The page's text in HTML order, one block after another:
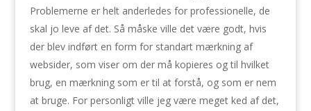
Problemerne er helt anderledes for professionelle, de
skal jo leve af det. Så måske ville det være godt, hvis
der blev indført en form for standart mærkning af
websider, som viser om der må kopieres og til hvilket
brug, en mærkning som er til at forstå, og som er nem
at bruge. For personligt ville jeg være meget ked af det,